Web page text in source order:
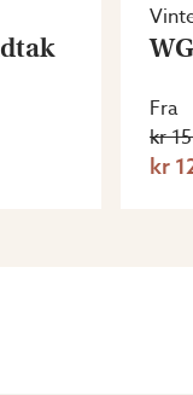
Fra
kr
kr